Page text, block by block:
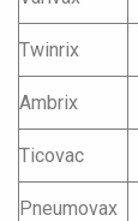
Twinrix
Ambrix
Ticovac
Pneumovax